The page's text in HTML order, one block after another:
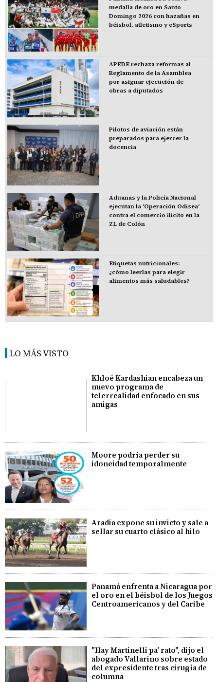
medalla de oro en Santo
Domingo 2026 con hazañas en
béisbol, atletismo y eSports
APEDE rechaza reformas al
Reglamento de la Asamblea
por asignar ejecución de
obras a diputados
Pilotos de aviación están
preparados para ejercer la
docencia
Aduanas y la Policía Nacional
ejecutan la 'Operación Odisea'
contra el comercio ilícito en la
ZL de Colón
Etiquetas nutricionales:
¿cómo leerlas para elegir
alimentos más saludables?
LO MÁS VISTO
Khloé Kardashian encabeza un
nuevo programa de
telerrealidad enfocado en sus
amigas
Moore podría perder su
idoneidad temporalmente
Aradia expone su invicto y sale a
sellar su cuarto clásico al hilo
Panamá enfrenta a Nicaragua por
el oro en el béisbol de los Juegos
Centroamericanos y del Caribe
"Hay Martinelli pa' rato", dijo el
abogado Vallarino sobre estado
del expresidente tras cirugía de
columna